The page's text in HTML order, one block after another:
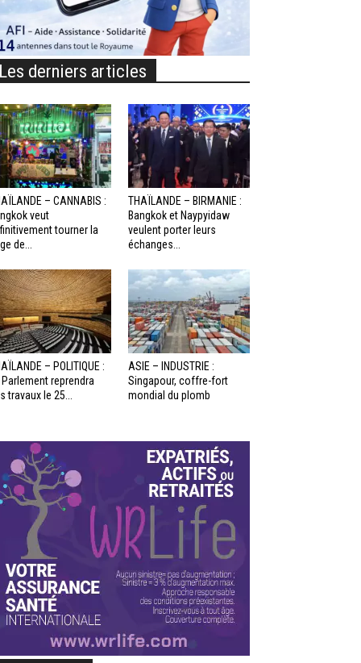
Les derniers articles
– CANNABIS :
veut
tourner la
de...
THAÏLANDE – BIRMANIE :
Bangkok et Naypyidaw
veulent porter leurs
échanges...
– POLITIQUE :
Parlement reprendra
travaux le 25...
ASIE – INDUSTRIE :
Singapour, coffre-fort
mondial du plomb